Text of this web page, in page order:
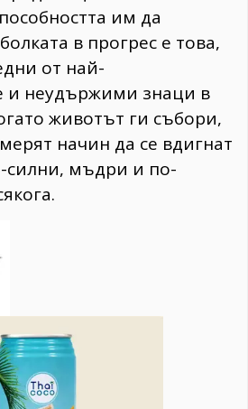
им да
в прогрес е това,
от най-
и неудържими знаци в
животът ги събори,
начин да се вдигнат
силни, мъдри и по-